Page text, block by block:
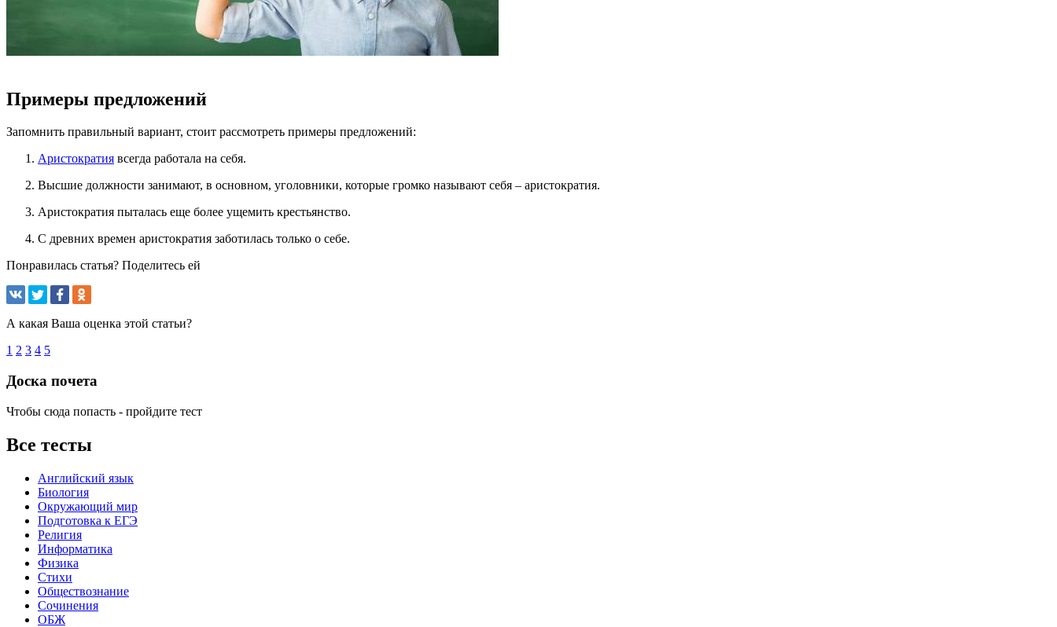
Примеры предложений
Запомнить правильный вариант, стоит рассмотреть примеры предложений:
Аристократия всегда работала на себя.
Высшие должности занимают, в основном, уголовники, которые громко называют себя – аристократия.
Аристократия пыталась еще более ущемить крестьянство.
С древних времен аристократия заботилась только о себе.
Понравилась статья? Поделитесь ей
А какая Ваша оценка этой статьи?
1 2 3 4 5
Доска почета
Чтобы сюда попасть - пройдите тест
Все тесты
Английский язык
Биология
Окружающий мир
Подготовка к ЕГЭ
Религия
Информатика
Физика
Стихи
Обществознание
Сочинения
ОБЖ